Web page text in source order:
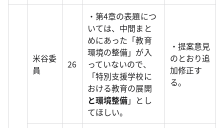
米谷委
員
26
・第4章の表題につ
いては、中間まと
めにあった「教育
環境の整備」が入
っていないので、
「特別支援学校に
おける教育の展開
と環境整備」とし
てほしい。
・提案意見
のとおり追
加修正す
る。